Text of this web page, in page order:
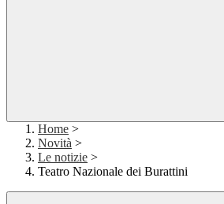
Home >
Novità >
Le notizie >
Teatro Nazionale dei Burattini